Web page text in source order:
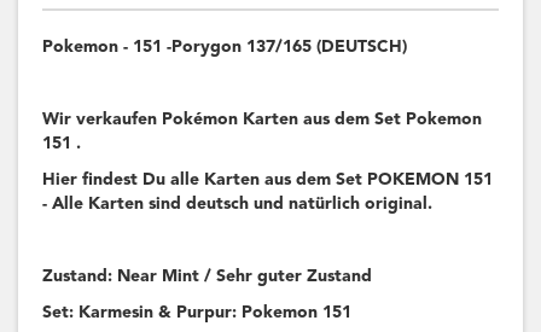
Pokemon - 151 -Porygon 137/165 (DEUTSCH)
Wir verkaufen Pokémon Karten aus dem Set Pokemon
151 .
Hier findest Du alle Karten aus dem Set POKEMON 151
- Alle Karten sind deutsch und natürlich original.
Zustand: Near Mint / Sehr guter Zustand
Set: Karmesin & Purpur: Pokemon 151